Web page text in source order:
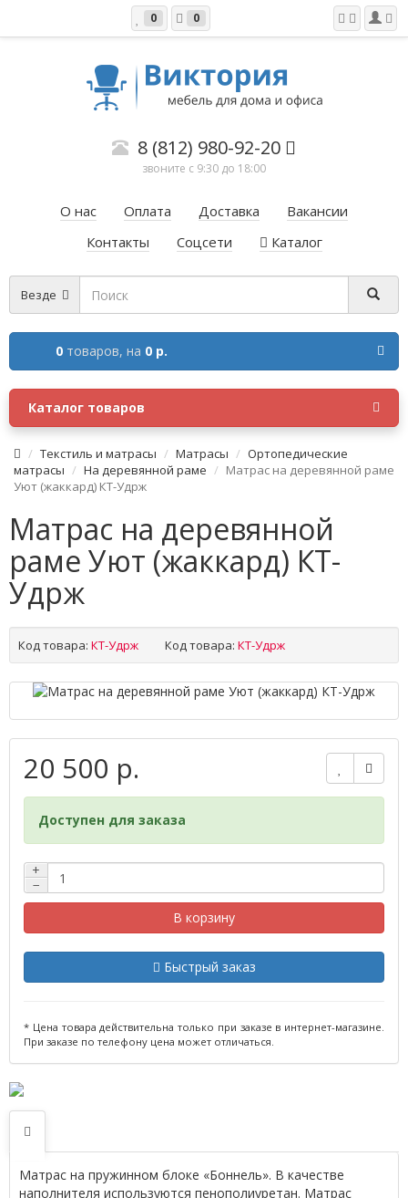
0 0
8 (812) 980-92-20
звоните с 9:30 до 18:00
О нас Оплата Доставка
Вакансии
Контакты
Соцсети Каталог
Везде
0 товаров, на 0 р.
Каталог товаров
Текстиль и матрасы Матрасы
Ортопедические
матрасы
На деревянной раме
Матрас на деревянной раме
Уют (жаккард) КТ-Удрж
Матрас на деревянной
раме Уют (жаккард) КТ-
Удрж
Код товара: КТ-Удрж Код товара: КТ-Удрж
20 500 р.
Доступен для заказа
+
−
В корзину
Быстрый заказ
* Цена товара действительна только при заказе в интернет-магазине.
При заказе по телефону цена может отличаться.
Матрас на пружинном блоке «Боннель». В качестве
наполнителя используются пенополиуретан. Матрас